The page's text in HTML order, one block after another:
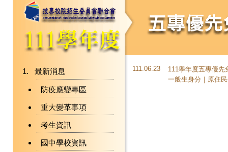
最新消息
防疫應變專區
重大變革事項
考生資訊
國中學校資訊
111.06.23
111學年度五專優先
一般生身分｜原住